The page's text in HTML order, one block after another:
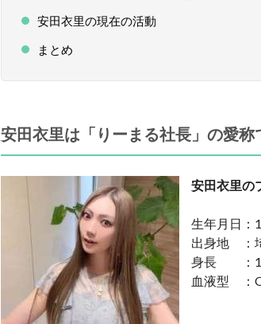
安田衣里の現在の活動
まとめ
安田衣里は「りーまる社長」の愛
安田衣里の
生年月日：
出身地 ：
身長 ：
血液型 ：